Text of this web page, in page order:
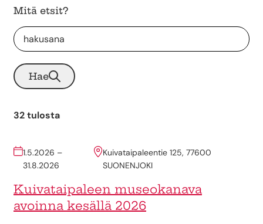
Mitä etsit?
Hae
32 tulosta
1.5.2026 –
31.8.2026
Kuivataipaleentie 125, 77600
SUONENJOKI
Kuivataipaleen museokanava
avoinna kesällä 2026